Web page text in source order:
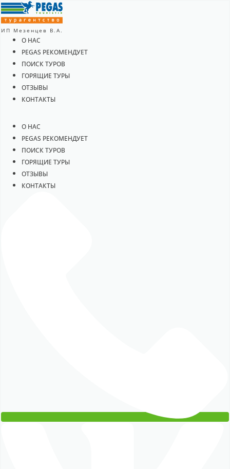
ИП Мезенцев В.А.
О НАС
PEGAS РЕКОМЕНДУЕТ
ПОИСК ТУРОВ
ГОРЯЩИЕ ТУРЫ
ОТЗЫВЫ
КОНТАКТЫ
О НАС
PEGAS РЕКОМЕНДУЕТ
ПОИСК ТУРОВ
ГОРЯЩИЕ ТУРЫ
ОТЗЫВЫ
КОНТАКТЫ